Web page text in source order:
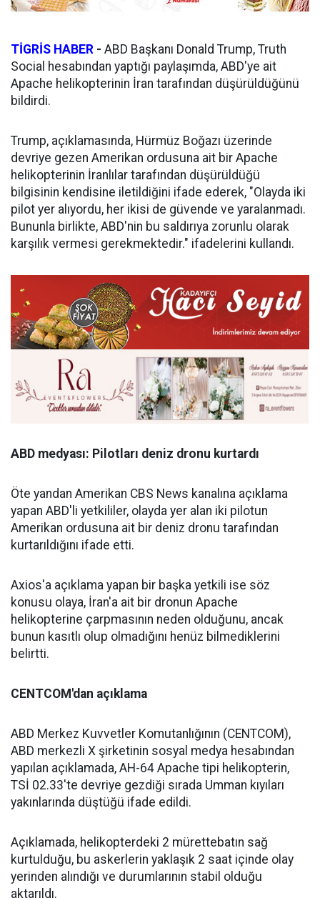
TİGRİS HABER - ABD Başkanı Donald Trump, Truth
Social hesabından yaptığı paylaşımda, ABD'ye ait
Apache helikopterinin İran tarafından düşürüldüğünü
bildirdi.
Trump, açıklamasında, Hürmüz Boğazı üzerinde
devriye gezen Amerikan ordusuna ait bir Apache
helikopterinin İranlılar tarafından düşürüldüğü
bilgisinin kendisine iletildiğini ifade ederek, "Olayda iki
pilot yer alıyordu, her ikisi de güvende ve yaralanmadı.
Bununla birlikte, ABD'nin bu saldırıya zorunlu olarak
karşılık vermesi gerekmektedir." ifadelerini kullandı.
ABD medyası: Pilotları deniz dronu kurtardı
Öte yandan Amerikan CBS News kanalına açıklama
yapan ABD'li yetkililer, olayda yer alan iki pilotun
Amerikan ordusuna ait bir deniz dronu tarafından
kurtarıldığını ifade etti.
Axios'a açıklama yapan bir başka yetkili ise söz
konusu olaya, İran'a ait bir dronun Apache
helikopterine çarpmasının neden olduğunu, ancak
bunun kasıtlı olup olmadığını henüz bilmediklerini
belirtti.
CENTCOM'dan açıklama
ABD Merkez Kuvvetler Komutanlığının (CENTCOM),
ABD merkezli X şirketinin sosyal medya hesabından
yapılan açıklamada, AH-64 Apache tipi helikopterin,
TSİ 02.33'te devriye gezdiği sırada Umman kıyıları
yakınlarında düştüğü ifade edildi.
Açıklamada, helikopterdeki 2 mürettebatın sağ
kurtulduğu, bu askerlerin yaklaşık 2 saat içinde olay
yerinden alındığı ve durumlarının stabil olduğu
aktarıldı.